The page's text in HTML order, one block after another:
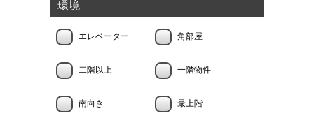
環境
エレベーター 角部屋
二階以上 一階物件
南向き 最上階